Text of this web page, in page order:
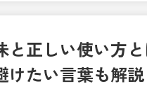
と正しい使い方
けたい言葉も解説